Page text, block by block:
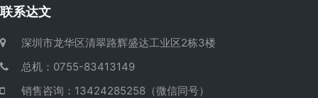
联系达文
深圳市龙华区清翠路辉盛达工业区2栋3楼
总机：0755-83413149
销售咨询：13424285258（微信同号）